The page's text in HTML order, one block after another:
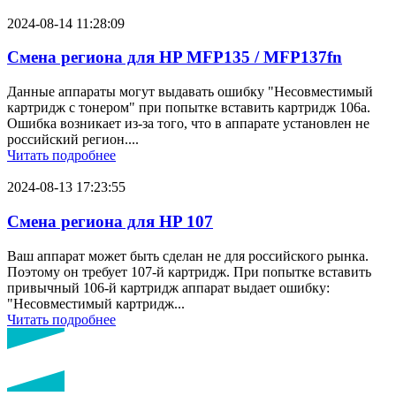
2024-08-14 11:28:09
Смена региона для HP MFP135 / MFP137fn
Данные аппараты могут выдавать ошибку "Несовместимый
картридж с тонером" при попытке вставить картридж 106a.
Ошибка возникает из-за того, что в аппарате установлен не
российский регион....
Читать подробнее
2024-08-13 17:23:55
Смена региона для HP 107
Ваш аппарат может быть сделан не для российского рынка.
Поэтому он требует 107-й картридж. При попытке вставить
привычный 106-й картридж аппарат выдает ошибку:
"Несовместимый картридж...
Читать подробнее